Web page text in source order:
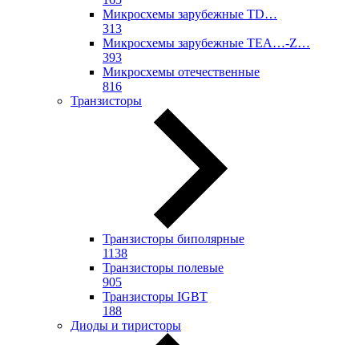
Микросхемы зарубежные TD…
313
Микросхемы зарубежные TEA…-Z…
393
Микросхемы отечественные
816
Транзисторы
Транзисторы биполярные
1138
Транзисторы полевые
905
Транзисторы IGBT
188
Диоды и тиристоры